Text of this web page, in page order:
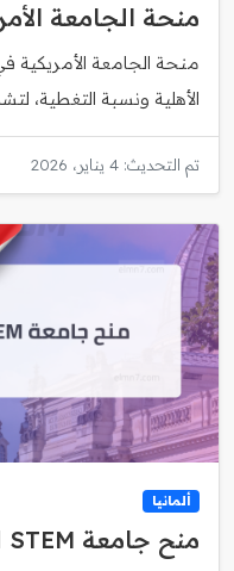
منحة الجامعة
منحة الجامعة
الأهلية ونسبة التغطية،
تم التحديث: 4 يناير، 2026
ألمانيا
منح جامعة STEM للتخصصات العلمية